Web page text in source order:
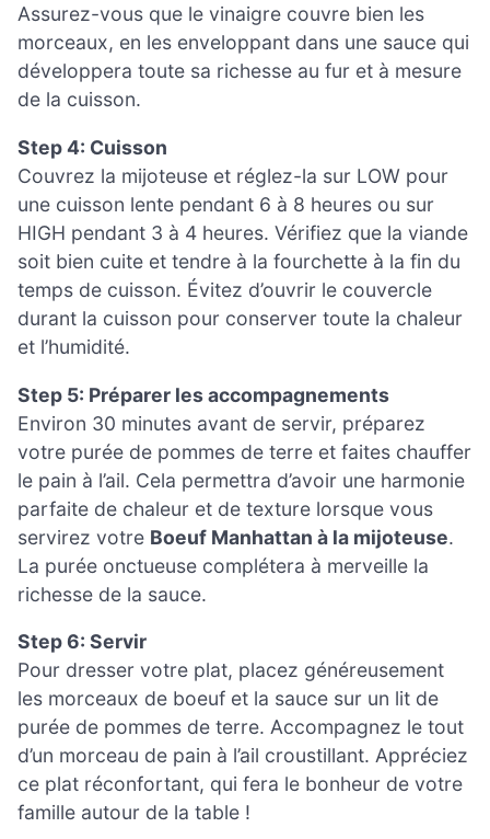
Assurez-vous que le vinaigre couvre bien les
morceaux, en les enveloppant dans une sauce qui
développera toute sa richesse au fur et à mesure
de la cuisson.
Step 4: Cuisson
Couvrez la mijoteuse et réglez-la sur LOW pour
une cuisson lente pendant 6 à 8 heures ou sur
HIGH pendant 3 à 4 heures. Vérifiez que la viande
soit bien cuite et tendre à la fourchette à la fin du
temps de cuisson. Évitez d’ouvrir le couvercle
durant la cuisson pour conserver toute la chaleur
et l’humidité.
Step 5: Préparer les accompagnements
Environ 30 minutes avant de servir, préparez
votre purée de pommes de terre et faites chauffer
le pain à l’ail. Cela permettra d’avoir une harmonie
parfaite de chaleur et de texture lorsque vous
servirez votre Boeuf Manhattan à la mijoteuse.
La purée onctueuse complétera à merveille la
richesse de la sauce.
Step 6: Servir
Pour dresser votre plat, placez généreusement
les morceaux de boeuf et la sauce sur un lit de
purée de pommes de terre. Accompagnez le tout
d’un morceau de pain à l’ail croustillant. Appréciez
ce plat réconfortant, qui fera le bonheur de votre
famille autour de la table !